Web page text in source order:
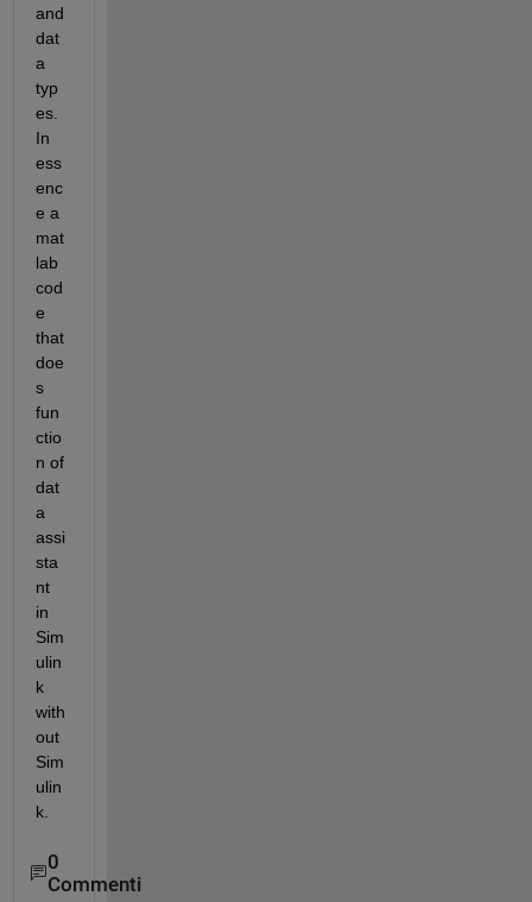
and
dat
a
typ
es.
In
ess
enc
e a
mat
lab
cod
e
that
doe
s
fun
ctio
n of
dat
a
assi
sta
nt
in
Sim
ulin
k
with
out
Sim
ulin
k.
0
Commenti